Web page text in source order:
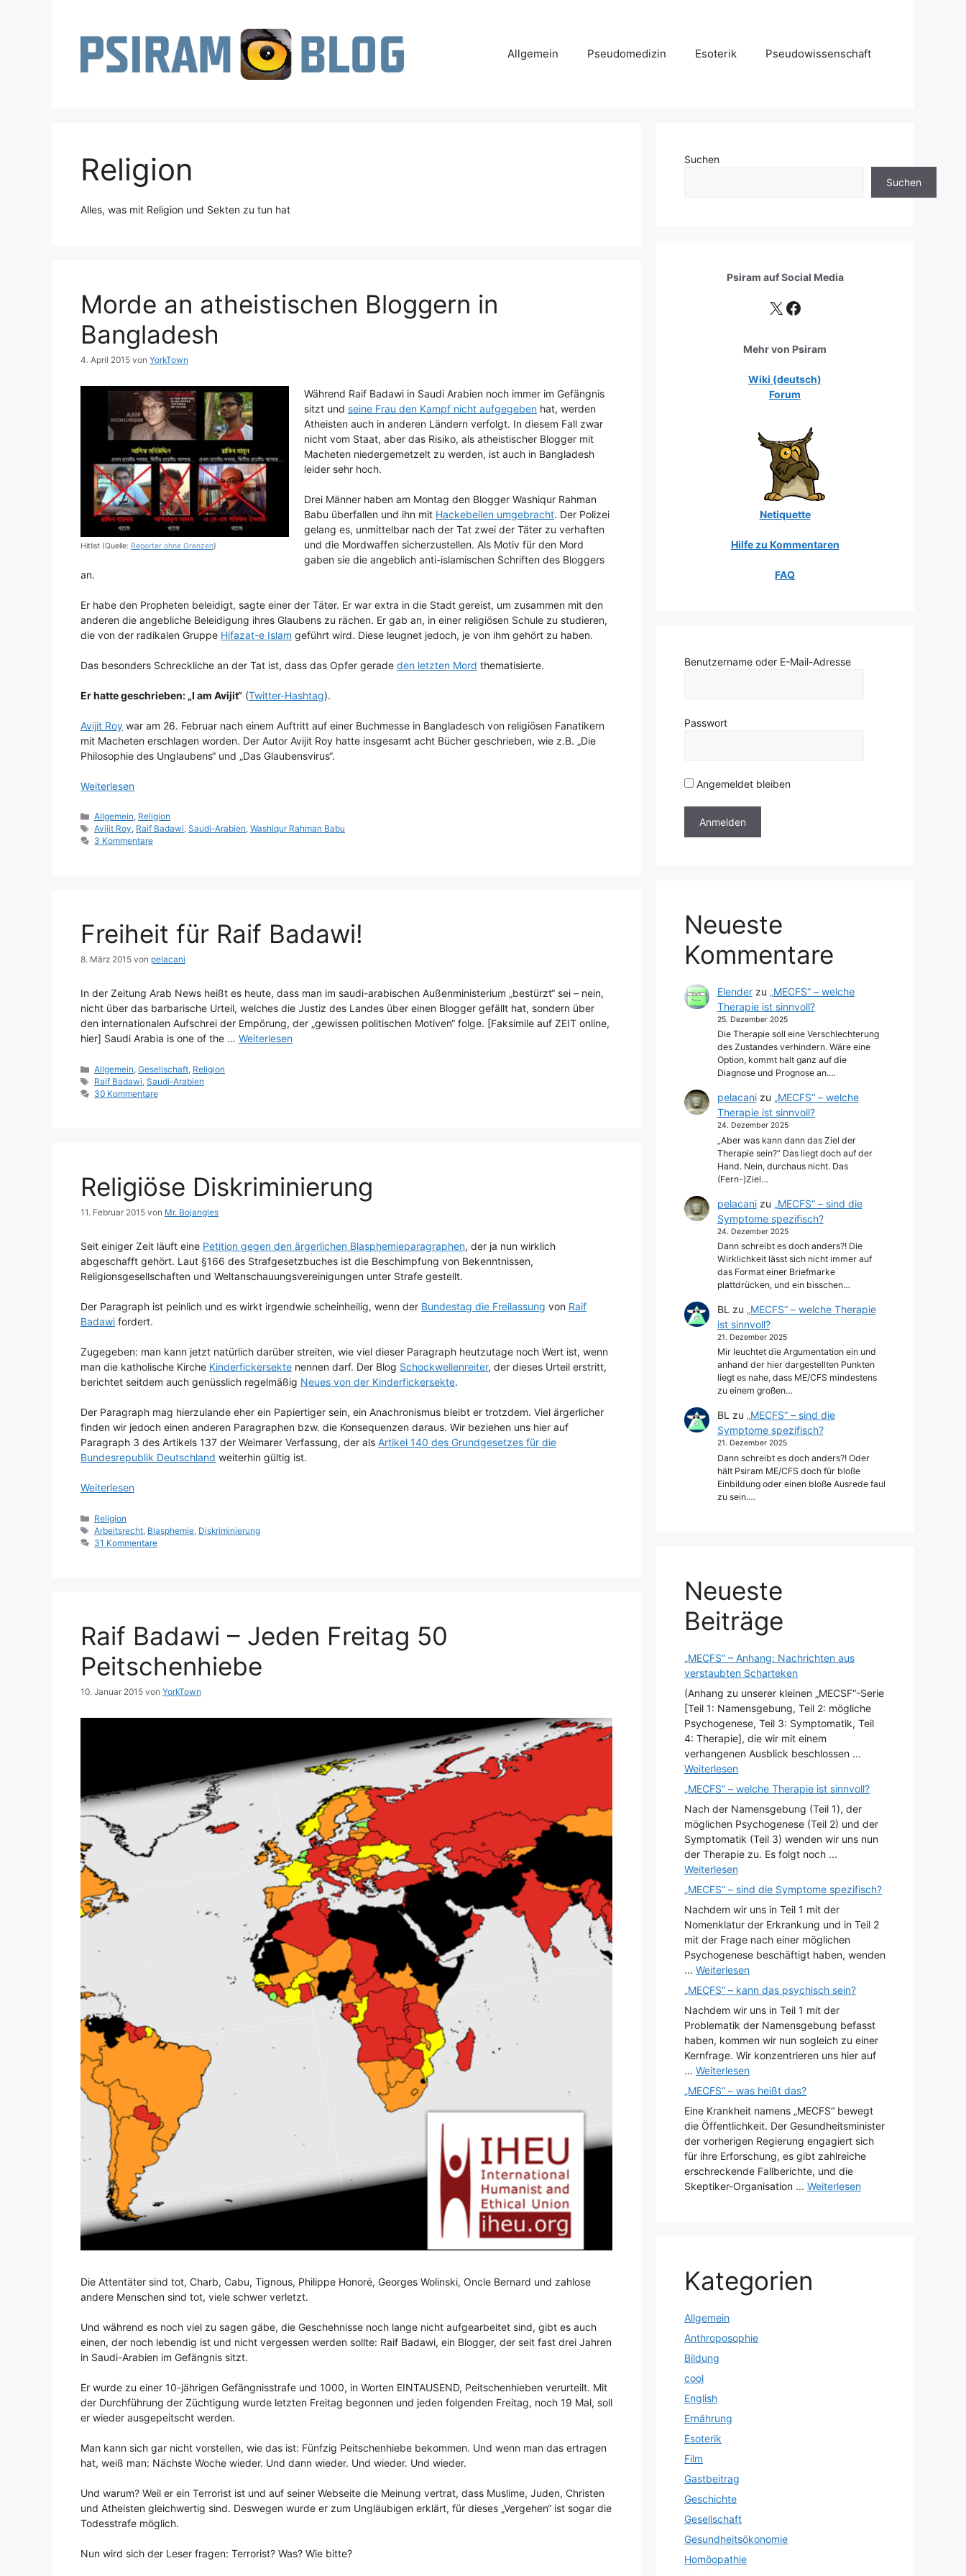
Allgemein Pseudomedizin Esoterik Pseudowissenschaft
Religion
Alles, was mit Religion und Sekten zu tun hat
Morde an atheistischen Bloggern in
Bangladesh
4. April 2015 von YorkTown
Hitlist (Quelle: Reporter ohne Grenzen)
Während Raif Badawi in Saudi Arabien noch immer im Gefängnis
sitzt und seine Frau den Kampf nicht aufgegeben hat, werden
Atheisten auch in anderen Ländern verfolgt. In diesem Fall zwar
nicht vom Staat, aber das Risiko, als atheistischer Blogger mit
Macheten niedergemetzelt zu werden, ist auch in Bangladesh
leider sehr hoch.
Drei Männer haben am Montag den Blogger Washiqur Rahman
Babu überfallen und ihn mit Hackebeilen umgebracht. Der Polizei
gelang es, unmittelbar nach der Tat zwei der Täter zu verhaften
und die Mordwaffen sicherzustellen. Als Motiv für den Mord
gaben sie die angeblich anti-islamischen Schriften des Bloggers
an.
Er habe den Propheten beleidigt, sagte einer der Täter. Er war extra in die Stadt gereist, um zusammen mit den
anderen die angebliche Beleidigung ihres Glaubens zu rächen. Er gab an, in einer religiösen Schule zu studieren,
die von der radikalen Gruppe Hifazat-e Islam geführt wird. Diese leugnet jedoch, je von ihm gehört zu haben.
Das besonders Schreckliche an der Tat ist, dass das Opfer gerade den letzten Mord thematisierte.
Er hatte geschrieben: „I am Avijit“ (Twitter-Hashtag).
Avijit Roy war am 26. Februar nach einem Auftritt auf einer Buchmesse in Bangladesch von religiösen Fanatikern
mit Macheten erschlagen worden. Der Autor Avijit Roy hatte insgesamt acht Bücher geschrieben, wie z.B. „Die
Philosophie des Unglaubens“ und „Das Glaubensvirus“.
Weiterlesen
Kategorien
Allgemein, Religion
Schlagwörter
Avijit Roy, Raif Badawi,Saudi-Arabien,Washiqur Rahman Babu
3 Kommentare
Freiheit für Raif Badawi!
8. März 2015 von pelacani
In der Zeitung Arab News heißt es heute, dass man im saudi-arabischen Außenministerium „bestürzt“ sei – nein,
nicht über das barbarische Urteil, welches die Justiz des Landes über einen Blogger gefällt hat, sondern über
den internationalen Aufschrei der Empörung, der „gewissen politischen Motiven“ folge. [Faksimile auf ZEIT online,
hier] Saudi Arabia is one of the … Weiterlesen
Kategorien
Allgemein,Gesellschaft, Religion
Schlagwörter
Raif Badawi,Saudi-Arabien
30 Kommentare
Religiöse Diskriminierung
11. Februar 2015 von Mr. Bojangles
Seit einiger Zeit läuft eine Petition gegen den ärgerlichen Blasphemieparagraphen, der ja nun wirklich
abgeschafft gehört. Laut §166 des Strafgesetzbuches ist die Beschimpfung von Bekenntnissen,
Religionsgesellschaften und Weltanschauungsvereinigungen unter Strafe gestellt.
Der Paragraph ist peinlich und es wirkt irgendwie scheinheilig, wenn der Bundestag die Freilassung von Raif
Badawi fordert.
Zugegeben: man kann jetzt natürlich darüber streiten, wie viel dieser Paragraph heutzutage noch Wert ist, wenn
man die katholische Kirche Kinderfickersekte nennen darf. Der Blog Schockwellenreiter, der dieses Urteil erstritt,
berichtet seitdem auch genüsslich regelmäßig Neues von der Kinderfickersekte.
Der Paragraph mag hierzulande eher ein Papiertiger sein, ein Anachronismus bleibt er trotzdem. Viel ärgerlicher
finden wir jedoch einen anderen Paragraphen bzw. die Konsequenzen daraus. Wir beziehen uns hier auf
Paragraph 3 des Artikels 137 der Weimarer Verfassung, der als Artikel 140 des Grundgesetzes für die
Bundesrepublik Deutschland weiterhin gültig ist.
Weiterlesen
Kategorien
Religion
Schlagwörter
Arbeitsrecht Blasphemie Diskriminierung
31 Kommentare
Raif Badawi – Jeden Freitag 50
Peitschenhiebe
10. Januar 2015 von YorkTown
Die Attentäter sind tot, Charb, Cabu, Tignous, Philippe Honoré, Georges Wolinski, Oncle Bernard und zahlose
andere Menschen sind tot, viele schwer verletzt.
Und während es noch viel zu sagen gäbe, die Geschehnisse noch lange nicht aufgearbeitet sind, gibt es auch
einen, der noch lebendig ist und nicht vergessen werden sollte: Raif Badawi, ein Blogger, der seit fast drei Jahren
in Saudi-Arabien im Gefängnis sitzt.
Er wurde zu einer 10-jährigen Gefängnisstrafe und 1000, in Worten EINTAUSEND, Peitschenhieben verurteilt. Mit
der Durchführung der Züchtigung wurde letzten Freitag begonnen und jeden folgenden Freitag, noch 19 Mal, soll
er wieder ausgepeitscht werden.
Man kann sich gar nicht vorstellen, wie das ist: Fünfzig Peitschenhiebe bekommen. Und wenn man das ertragen
hat, weiß man: Nächste Woche wieder. Und dann wieder. Und wieder. Und wieder.
Und warum? Weil er ein Terrorist ist und auf seiner Webseite die Meinung vertrat, dass Muslime, Juden, Christen
und Atheisten gleichwertig sind. Deswegen wurde er zum Ungläubigen erklärt, für dieses „Vergehen“ ist sogar die
Todesstrafe möglich.
Nun wird sich der Leser fragen: Terrorist? Was? Wie bitte?
Suchen
Suchen
Psiram aufSocial Media
X Facebook
Mehr von Psiram
Wiki (deutsch)
Forum
Netiquette
Hilfe zu Kommentaren
FAQ
Benutzername oder E-Mail-Adresse
Passwort
Angemeldet bleiben
Neueste
Kommentare
Elenderzu „MECFS“ – welche
Therapie ist sinnvoll?
25. Dezember 2025
Die Therapie soll eine Verschlechterung
des Zustandes verhindern. Wäre eine
Option, kommt halt ganz auf die
Diagnose und Prognose an.…
pelacanizu „MECFS“ – welche
Therapie ist sinnvoll?
24. Dezember 2025
„Aber was kann dann das Ziel der
Therapie sein?“ Das liegt doch auf der
Hand. Nein, durchaus nicht. Das
(Fern-)Ziel…
pelacanizu „MECFS“ – sind die
Symptome spezifisch?
24. Dezember 2025
Dann schreibt es doch anders?! Die
Wirklichkeit lässt sich nicht immer auf
das Format einer Briefmarke
plattdrücken, und ein bisschen…
BL zu „MECFS“ – welche Therapie
ist sinnvoll?
21. Dezember 2025
Mir leuchtet die Argumentation ein und
anhand der hier dargestellten Punkten
liegt es nahe, dass ME/CFS mindestens
zu einem großen…
BL zu „MECFS“ – sind die
Symptome spezifisch?
21. Dezember 2025
Dann schreibt es doch anders?! Oder
hält Psiram ME/CFS doch für bloße
Einbildung oder einen bloße Ausrede faul
zu sein.…
Neueste
Beiträge
„MECFS“ – Anhang: Nachrichten aus
verstaubten Scharteken
(Anhang zu unserer kleinen „MECSF“-Serie
[Teil 1: Namensgebung, Teil 2: mögliche
Psychogenese, Teil 3: Symptomatik, Teil
4: Therapie], die wir mit einem
verhangenen Ausblick beschlossen ...
Weiterlesen
„MECFS“ – welche Therapie ist sinnvoll?
Nach der Namensgebung (Teil 1), der
möglichen Psychogenese (Teil 2) und der
Symptomatik (Teil 3) wenden wir uns nun
der Therapie zu. Es folgt noch ...
Weiterlesen
„MECFS“ – sind die Symptome spezifisch?
Nachdem wir uns in Teil 1 mit der
Nomenklatur der Erkrankung und in Teil 2
mit der Frage nach einer möglichen
Psychogenese beschäftigt haben, wenden
... Weiterlesen
„MECFS“ – kann das psychisch sein?
Nachdem wir uns in Teil 1 mit der
Problematik der Namensgebung befasst
haben, kommen wir nun sogleich zu einer
Kernfrage. Wir konzentrieren uns hier auf
... Weiterlesen
„MECFS“ – was heißt das?
Eine Krankheit namens „MECFS“ bewegt
die Öffentlichkeit. Der Gesundheitsminister
der vorherigen Regierung engagiert sich
für ihre Erforschung, es gibt zahlreiche
erschreckende Fallberichte, und die
Skeptiker-Organisation ... Weiterlesen
Kategorien
Allgemein
Anthroposophie
Bildung
cool
English
Ernährung
Esoterik
Film
Gastbeitrag
Geschichte
Gesellschaft
Gesundheitsökonomie
Homöopathie